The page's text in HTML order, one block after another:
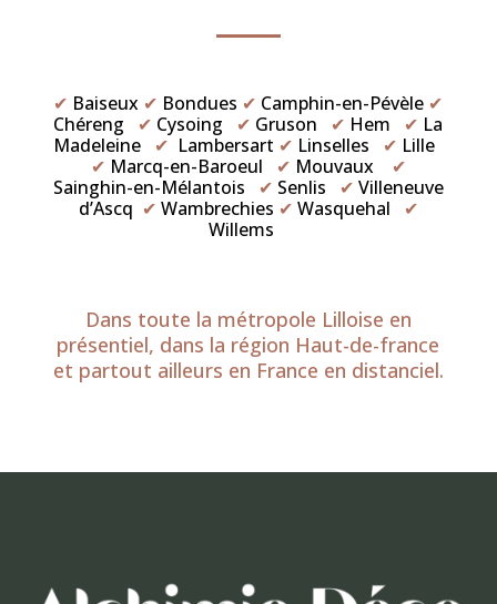
✔ Baiseux ✔ Bondues ✔ Camphin-en-Pévèle ✔
Chéreng ✔ Cysoing ✔ Gruson ✔ Hem ✔ La
Madeleine ✔ Lambersart ✔ Linselles ✔ Lille
✔ Marcq-en-Baroeul ✔ Mouvaux
✔
Sainghin-en-Mélantois ✔ Senlis ✔ Villeneuve
d’Ascq ✔ Wambrechies ✔ Wasquehal
✔
Willems
Dans toute la métropole Lilloise en
présentiel, dans la région Haut-de-france
et partout ailleurs en France en distanciel.